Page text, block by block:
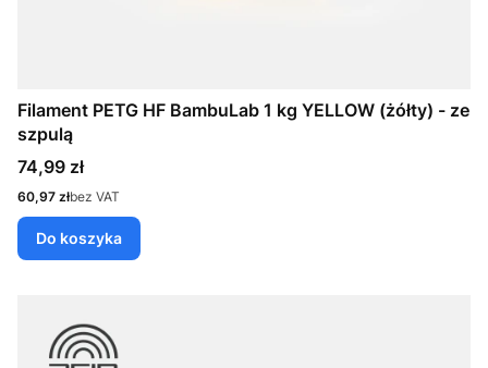
Filament PETG HF BambuLab 1 kg YELLOW (żółty) - ze
szpulą
Cena
74,99 zł
Cena
60,97 złbez VAT
Do koszyka